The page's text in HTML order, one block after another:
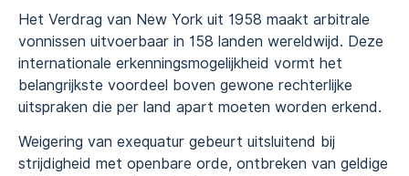
Het Verdrag van New York uit 1958 maakt arbitrale
vonnissen uitvoerbaar in 158 landen wereldwijd. Deze
internationale erkenningsmogelijkheid vormt het
belangrijkste voordeel boven gewone rechterlijke
uitspraken die per land apart moeten worden erkend.
Weigering van exequatur gebeurt uitsluitend bij
strijdigheid met openbare orde, ontbreken van geldige